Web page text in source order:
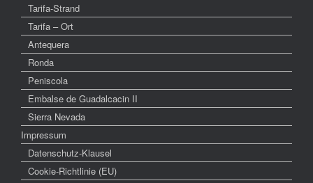
Tarifa-Strand
Tarifa – Ort
Antequera
Ronda
Peniscola
Embalse de Guadalcacin II
Sierra Nevada
Impressum
Datenschutz-Klausel
Cookie-Richtlinie (EU)